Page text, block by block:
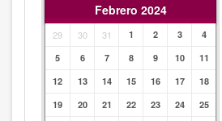
Febrero 2024
29 30 31 1 2 3
4
5
6 7 8 9 10
11
12
13 14 15 16 17
18
19
20 21 22 23 24
25